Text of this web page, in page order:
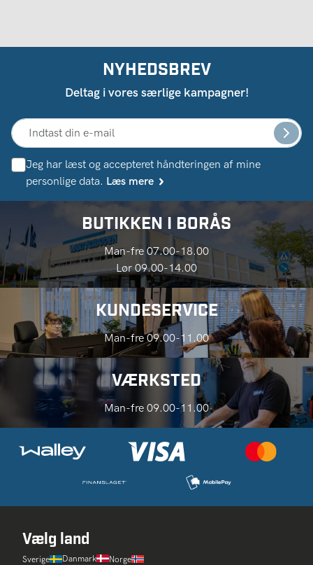
NYHEDSBREV
Deltag i vores særlige kampagner!
Jeg har læst og accepteret håndteringen af ​​mine
personlige data. Læs mere
BUTIKKEN I BORÅS
Man-fre 07.00-18.00
Lør 09.00-14.00
KUNDESERVICE
Man-fre 09.00-11.00
VÆRKSTED
Man-fre 09.00-11.00
Vælg land
Sverige Danmark Norge